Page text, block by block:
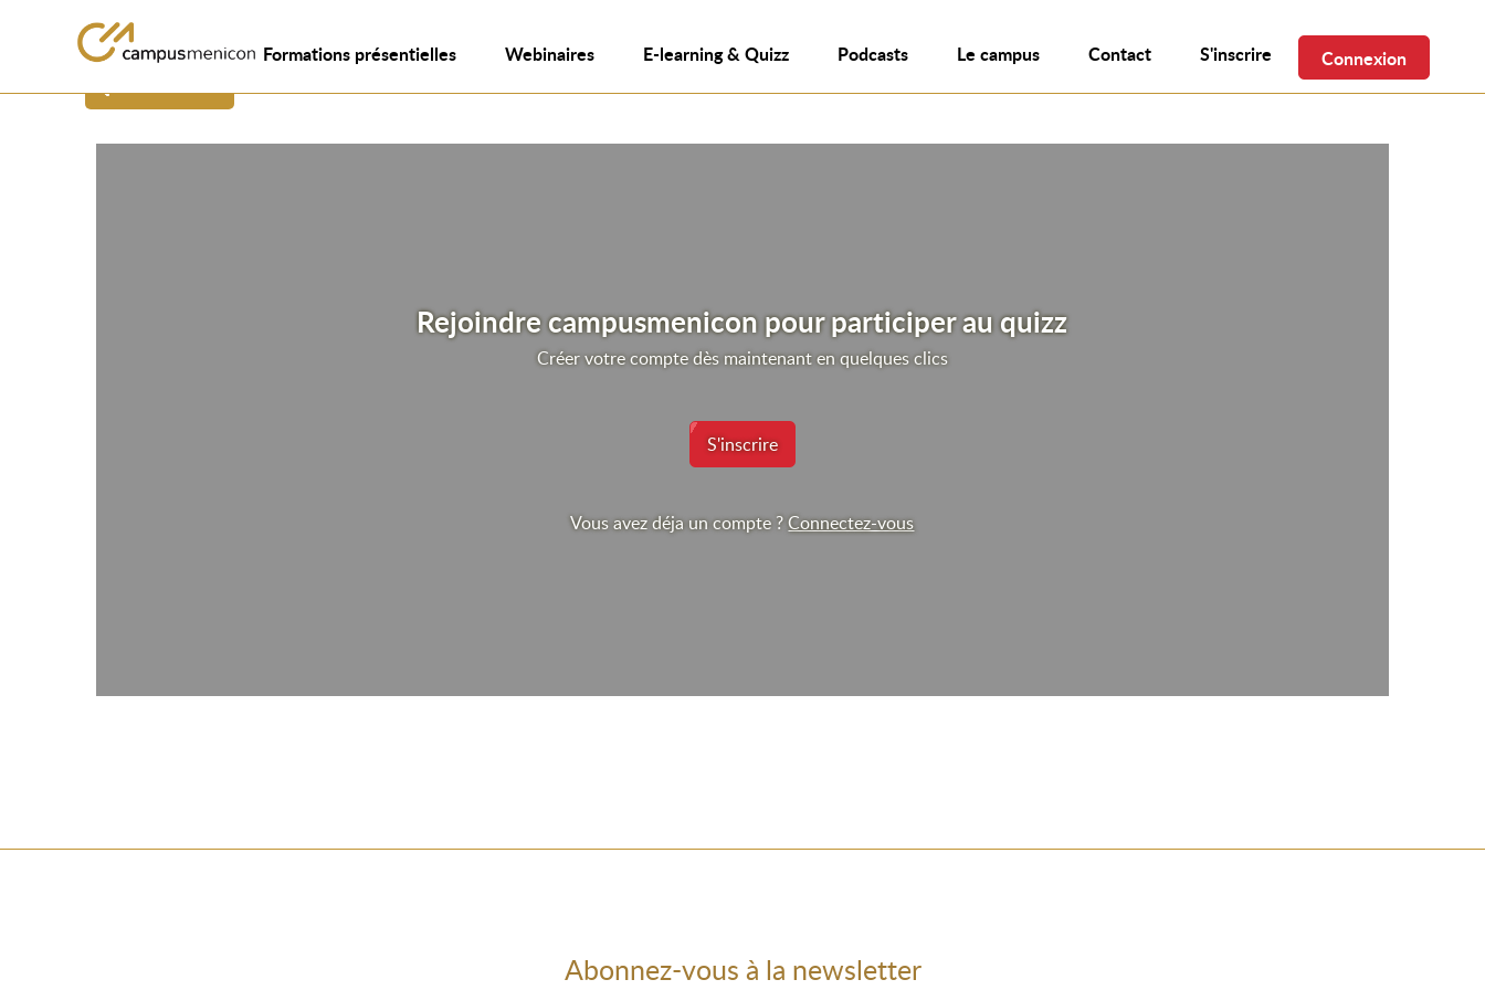
Formations présentielles Webinaires E-learning & Quizz Podcasts Le campus Contact S'inscrire Connexion
revenir à la liste
Rejoindre campusmenicon pour participer au quizz
Créer votre compte dès maintenant en quelques clics
S'inscrire
Vous avez déja un compte ?Connectez-vous
Abonnez-vous à la newsletter